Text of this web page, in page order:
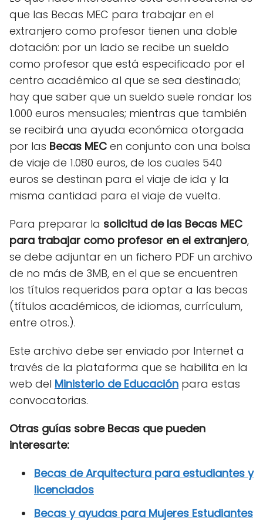
que las Becas MEC para trabajar en el
extranjero como profesor tienen una doble
dotación: por un lado se recibe un sueldo
como profesor que está especificado por el
centro académico al que se sea destinado;
hay que saber que un sueldo suele rondar los
1.000 euros mensuales; mientras que también
se recibirá una ayuda económica otorgada
por las Becas MEC en conjunto con una bolsa
de viaje de 1.080 euros, de los cuales 540
euros se destinan para el viaje de ida y la
misma cantidad para el viaje de vuelta.
Para preparar la solicitud de las Becas MEC
para trabajar como profesor en el extranjero,
se debe adjuntar en un fichero PDF un archivo
de no más de 3MB, en el que se encuentren
los títulos requeridos para optar a las becas
(títulos académicos, de idiomas, currículum,
entre otros.).
Este archivo debe ser enviado por Internet a
través de la plataforma que se habilita en la
web del Ministerio de Educación para estas
convocatorias.
Otras guías sobre Becas que pueden
interesarte:
Becas de Arquitectura para estudiantes y
licenciados
Becas y ayudas para Mujeres Estudiantes